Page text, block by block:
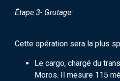
Étape 3- Grutage:
Cette opération sera la plus
Le cargo, chargé du
Moros. Il mesure 115